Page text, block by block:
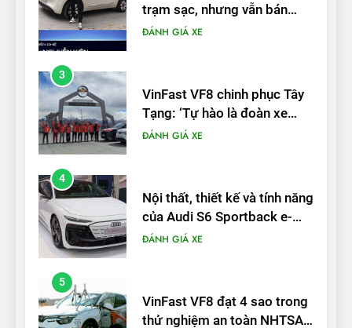
Tạng: ‘Tự hào là đoàn xe
điện Việt Nam đầu tiên lăn
ĐÁNH GIÁ XE
4
Nội thất, thiết kế và tính năng
của Audi S6 Sportback e-
tron
ĐÁNH GIÁ XE
5
VinFast VF8 đạt 4 sao trong
thử nghiệm an toàn NHTSA
tại Mỹ
ĐÁNH GIÁ XE
6
Hệ thống treo đa điểm –
trang bị “đáng từng xu” trên